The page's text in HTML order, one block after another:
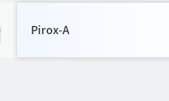
Pirox-A